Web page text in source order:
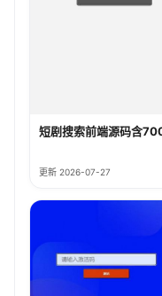
短剧搜索前端源码含
更新 2026-07-27